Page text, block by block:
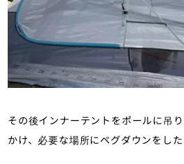
その後インナーテントをポールに吊
かけ、必要な場所にペグダウンをした